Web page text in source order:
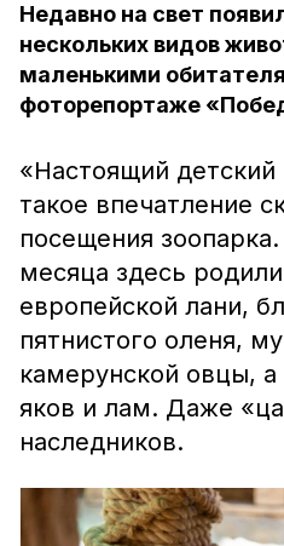
Недавно на свет
нескольких видов
маленькими
фоторепортаже
«Настоящий
такое впечатление
посещения
месяца здесь
европейской лани,
пятнистого оленя,
камерунской овцы,
яков и лам. Даже
наследников.